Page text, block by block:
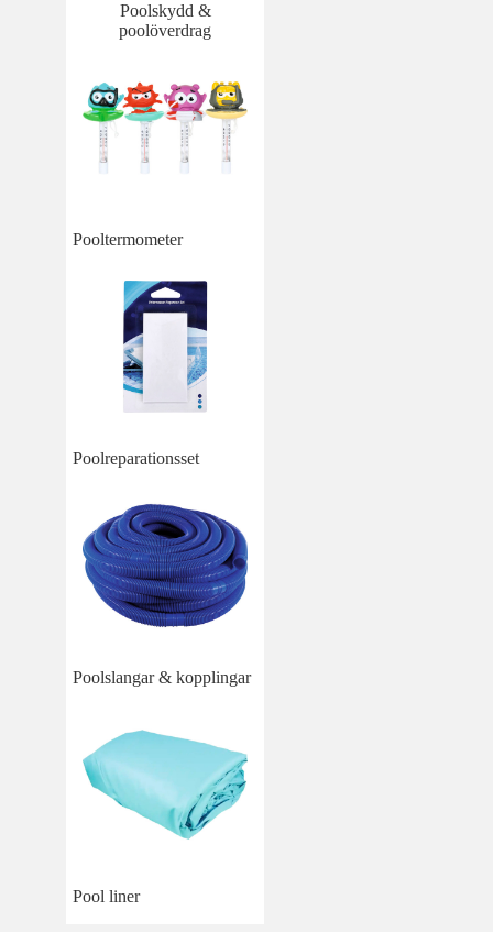
Poolskydd &
poolöverdrag
Pooltermometer
Poolreparationsset
Poolslangar & kopplingar
Pool liner